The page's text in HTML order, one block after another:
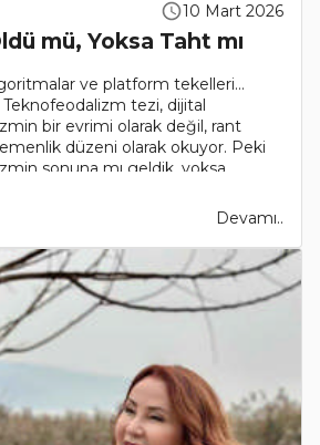
10 Mart 2026
mü, Yoksa Taht mı
ve platform tekelleri…
Teknofeodalizm tezi, dijital
bir evrimi olarak değil, rant
düzeni olarak okuyor. Peki
sonuna mı geldik, yoksa..
Devamı..